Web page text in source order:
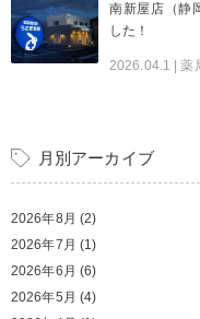
南新屋店（静
した！
2026.04.1 | 薬
月別アーカイブ
2026年8月 (2)
2026年7月 (1)
2026年6月 (6)
2026年5月 (4)